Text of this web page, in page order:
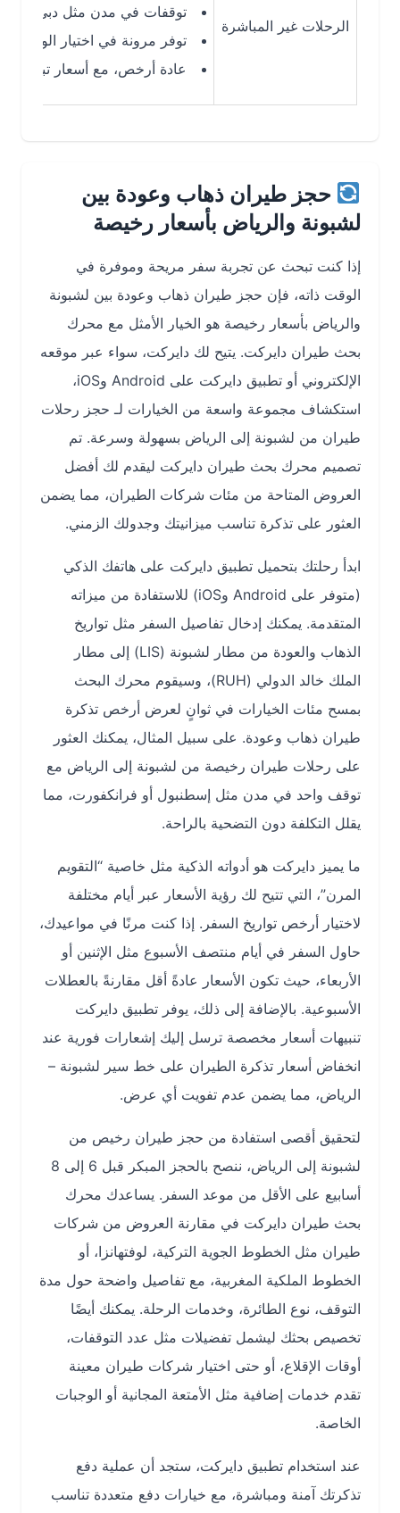
الرحلات غير المباشرة
توقفات في مدن مثل دبي، باريس، أو
توفر مرونة في اختيار الوجهات
عادة أرخص، مع أسعار تبدأ من $304
حجز طيران ذهاب وعودة بين
لشبونة والرياض بأسعار رخيصة
إذا كنت تبحث عن تجربة سفر مريحة وموفرة في
الوقت ذاته، فإن حجز طيران ذهاب وعودة بين لشبونة
والرياض بأسعار رخيصة هو الخيار الأمثل مع محرك
بحث طيران دايركت. يتيح لك دايركت، سواء عبر موقعه
الإلكتروني أو تطبيق دايركت على Android وiOS،
استكشاف مجموعة واسعة من الخيارات لـ حجز رحلات
طيران من لشبونة إلى الرياض بسهولة وسرعة. تم
تصميم محرك بحث طيران دايركت ليقدم لك أفضل
العروض المتاحة من مئات شركات الطيران، مما يضمن
العثور على تذكرة تناسب ميزانيتك وجدولك الزمني.
ابدأ رحلتك بتحميل تطبيق دايركت على هاتفك الذكي
(متوفر على Android وiOS) للاستفادة من ميزاته
المتقدمة. يمكنك إدخال تفاصيل السفر مثل تواريخ
الذهاب والعودة من مطار لشبونة (LIS) إلى مطار
الملك خالد الدولي (RUH)، وسيقوم محرك البحث
بمسح مئات الخيارات في ثوانٍ لعرض أرخص تذكرة
طيران ذهاب وعودة. على سبيل المثال، يمكنك العثور
على رحلات طيران رخيصة من لشبونة إلى الرياض مع
توقف واحد في مدن مثل إسطنبول أو فرانكفورت، مما
يقلل التكلفة دون التضحية بالراحة.
ما يميز دايركت هو أدواته الذكية مثل خاصية “التقويم
المرن”، التي تتيح لك رؤية الأسعار عبر أيام مختلفة
لاختيار أرخص تواريخ السفر. إذا كنت مرنًا في مواعيدك،
حاول السفر في أيام منتصف الأسبوع مثل الإثنين أو
الأربعاء، حيث تكون الأسعار عادةً أقل مقارنةً بالعطلات
الأسبوعية. بالإضافة إلى ذلك، يوفر تطبيق دايركت
تنبيهات أسعار مخصصة ترسل إليك إشعارات فورية عند
انخفاض أسعار تذكرة الطيران على خط سير لشبونة –
الرياض، مما يضمن عدم تفويت أي عرض.
لتحقيق أقصى استفادة من حجز طيران رخيص من
لشبونة إلى الرياض، ننصح بالحجز المبكر قبل 6 إلى 8
أسابيع على الأقل من موعد السفر. يساعدك محرك
بحث طيران دايركت في مقارنة العروض من شركات
طيران مثل الخطوط الجوية التركية، لوفتهانزا، أو
الخطوط الملكية المغربية، مع تفاصيل واضحة حول مدة
التوقف، نوع الطائرة، وخدمات الرحلة. يمكنك أيضًا
تخصيص بحثك ليشمل تفضيلات مثل عدد التوقفات،
أوقات الإقلاع، أو حتى اختيار شركات طيران معينة
تقدم خدمات إضافية مثل الأمتعة المجانية أو الوجبات
الخاصة.
عند استخدام تطبيق دايركت، ستجد أن عملية دفع
تذكرتك آمنة ومباشرة، مع خيارات دفع متعددة تناسب